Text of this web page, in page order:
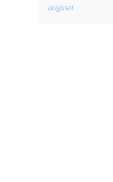
original